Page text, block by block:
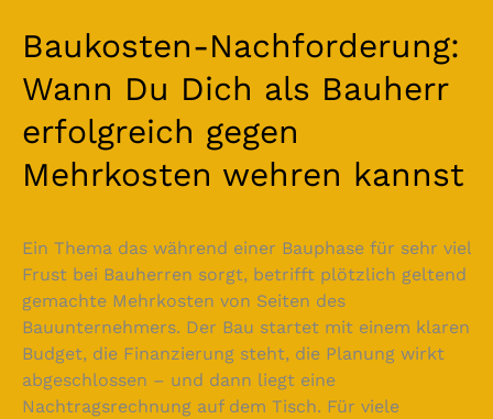
Baukosten-Nachforderung:
Wann Du Dich als Bauherr
erfolgreich gegen
Mehrkosten wehren kannst
Ein Thema das während einer Bauphase für sehr viel
Frust bei Bauherren sorgt, betrifft plötzlich geltend
gemachte Mehrkosten von Seiten des
Bauunternehmers. Der Bau startet mit einem klaren
Budget, die Finanzierung steht, die Planung wirkt
abgeschlossen – und dann liegt eine
Nachtragsrechnung auf dem Tisch. Für viele